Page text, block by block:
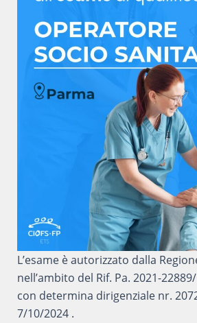
L’esame è autorizzato dalla
nell’ambito del Rif. Pa. 2021-
con determina dirigenziale nr.
7/10/2024 .